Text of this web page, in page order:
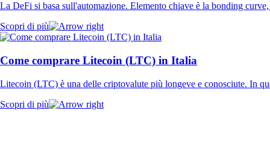
La DeFi si basa sull'automazione. Elemento chiave è la bonding
Scopri di più
Come comprare Litecoin (LTC) in Italia
Litecoin (LTC) è una delle criptovalute più longeve e conosciute. In
Scopri di più